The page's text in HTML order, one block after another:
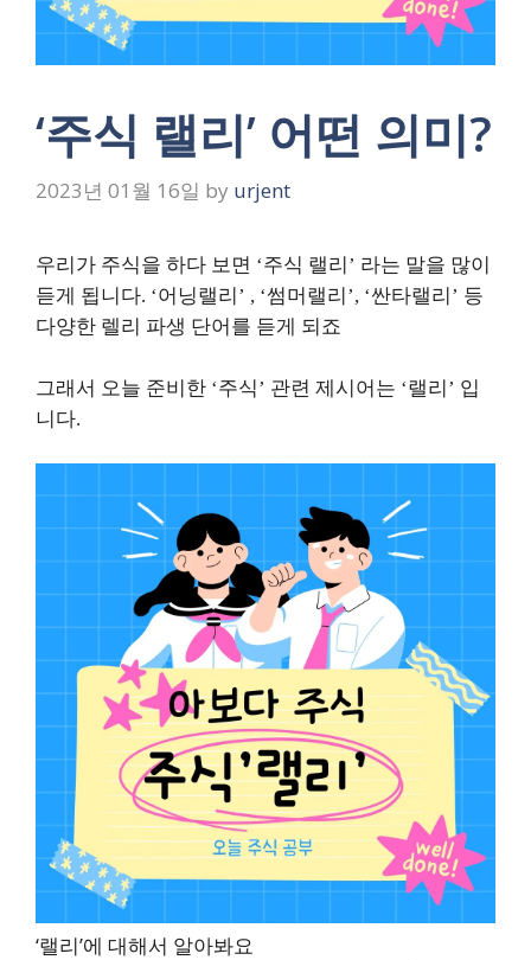
‘주식 랠리’ 어떤 의미?
2023년 01월 16일 by urjent
우리가 주식을 하다 보면 ‘주식 랠리’ 라는 말을 많이
듣게 됩니다. ‘어닝랠리’ , ‘썸머랠리’, ‘싼타랠리’ 등
다양한 렐리 파생 단어를 듣게 되죠
그래서 오늘 준비한 ‘주식’ 관련 제시어는 ‘랠리’ 입
니다.
‘랠리’에 대해서 알아봐요